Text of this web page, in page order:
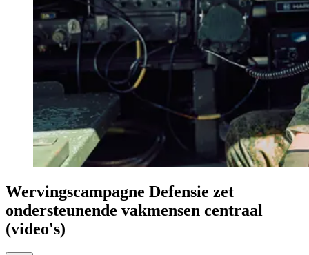
Wervingscampagne Defensie zet
ondersteunende vakmensen centraal
(video's)